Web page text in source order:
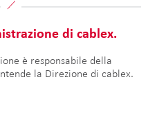
di cablex.
è responsabile della
la Direzione di cablex.